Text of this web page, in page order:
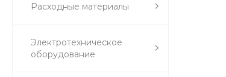
Расходные материалы
Электротехническое
оборудование